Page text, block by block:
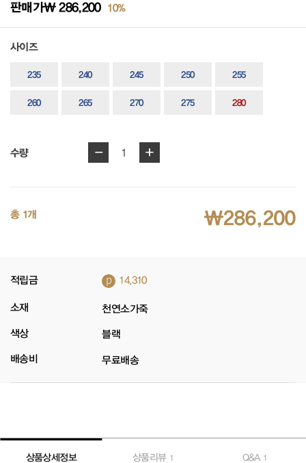
판매가₩ 286,200 10%
사이즈
235 240 245 250 255
260 265 270 275 280
수량 - 1 +
총 1개 ₩286,200
적립금 p 14,310
소재 천연소가죽
색상 블랙
배송비 무료배송
상품상세정보 상품리뷰 1 Q&A 1